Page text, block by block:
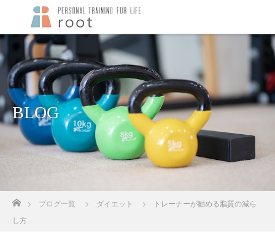
BLOG
ブログ一覧 ダイエット
トレーナーが勧める脂質の減ら
し方